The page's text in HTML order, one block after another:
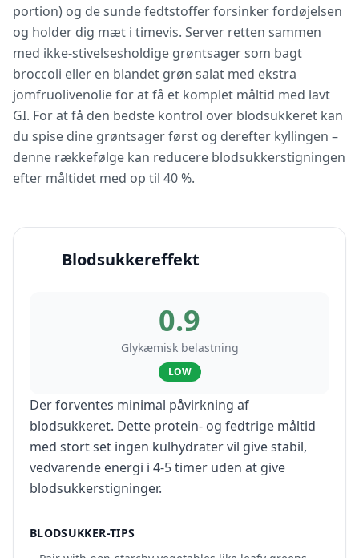
portion) og de sunde fedtstoffer forsinker fordøjelsen
og holder dig mæt i timevis. Server retten sammen
med ikke-stivelsesholdige grøntsager som bagt
broccoli eller en blandet grøn salat med ekstra
jomfruolivenolie for at få et komplet måltid med lavt
GI. For at få den bedste kontrol over blodsukkeret kan
du spise dine grøntsager først og derefter kyllingen –
denne rækkefølge kan reducere blodsukkerstigningen
efter måltidet med op til 40 %.
Blodsukkereffekt
0.9
Glykæmisk belastning
LOW
Der forventes minimal påvirkning af
blodsukkeret. Dette protein- og fedtrige måltid
med stort set ingen kulhydrater vil give stabil,
vedvarende energi i 4-5 timer uden at give
blodsukkerstigninger.
BLODSUKKER-TIPS